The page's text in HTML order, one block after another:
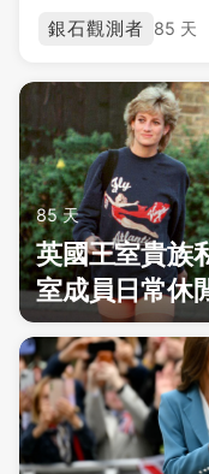
銀石觀測者 85 天
85 天
英國王室貴族
室成員日常休